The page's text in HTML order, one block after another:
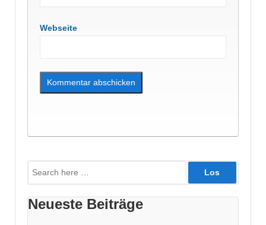
Webseite
Suche
nach:
Neueste Beiträge